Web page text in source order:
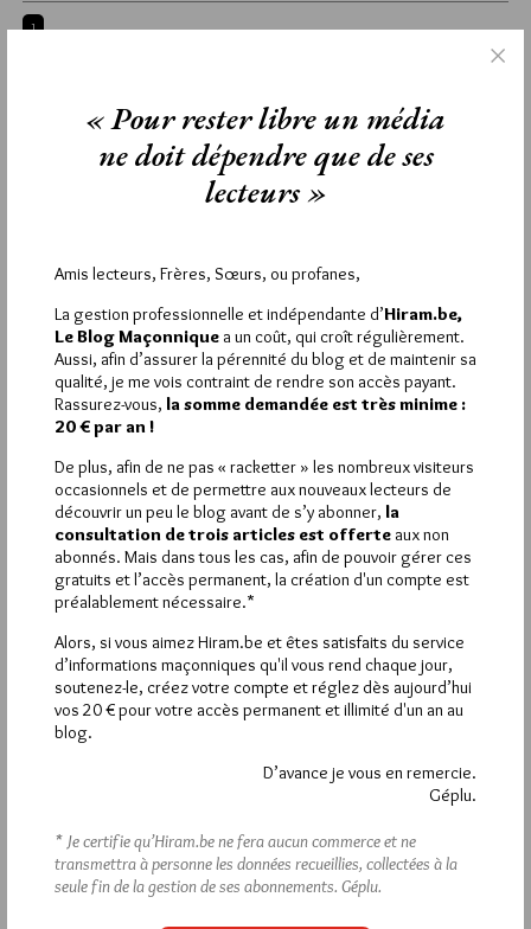
1
Bonjour à toutes et tous
Oui, nous étions beaucoup de personnes à attendre hier. A
15h50, il restait encore 149 places pour le temple…
La rédaction de commentaires est
réservée aux abonnés.
Si vous souhaitez rédiger des
commentaires, vous devez :
VOUS INSCRIRE
Déjà inscrit(e) ?Connectez-vous
Hier vendredi 7 août 2026, Hiram.be a reçu1 864
visites
et 3 133 pages
Pirsch.io)
Plus d’informations
Quels sont les articles les plus lus du blog ?
« Pour rester libre un média
ne doit dépendre que de ses
lecteurs »
Amis lecteurs, Frères, Sœurs, ou profanes,
La gestion professionnelle et indépendante d’Hiram.be,
Le Blog Maçonnique a un coût, qui croît régulièrement.
Aussi, afin d’assurer la pérennité du blog et de maintenir sa
qualité, je me vois contraint de rendre son accès payant.
Rassurez-vous, la somme demandée est très minime :
20 € par an !
De plus, afin de ne pas « racketter » les nombreux visiteurs
occasionnels et de permettre aux nouveaux lecteurs de
découvrir un peu le blog avant de s’y abonner, la
consultation de trois articles est offerte aux non
abonnés. Mais dans tous les cas, afin de pouvoir gérer ces
gratuits et l’accès permanent, la création d'un compte est
préalablement nécessaire.*
Alors, si vous aimez Hiram.be et êtes satisfaits du service
d’informations maçonniques qu'il vous rend chaque jour,
soutenez-le, créez votre compte et réglez dès aujourd’hui
vos 20 € pour votre accès permanent et illimité d'un an au
blog.
D’avance je vous en remercie.
Géplu.
* Je certifie qu’Hiram.be ne fera aucun commerce et ne
transmettra à personne les données recueillies, collectées à la
seule fin de la gestion de ses abonnements. Géplu.